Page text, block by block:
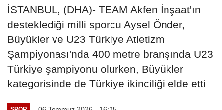
İSTANBUL, (DHA)- TEAM Akfen İnşaat'ın
desteklediği milli sporcu Aysel Önder,
Büyükler ve U23 Türkiye Atletizm
Şampiyonası'nda 400 metre branşında U23
Türkiye şampiyonu olurken, Büyükler
kategorisinde de Türkiye ikinciliği elde etti